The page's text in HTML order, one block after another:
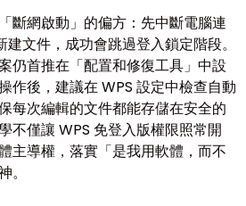
斷網啟動」的偏方：先中斷電腦連
文件，成功會跳過登入鎖定階段。
仍首推在「配置和修復工具」中設
作後，建議在 WPS 設定中檢查自動
每次編輯的文件都能存儲在安全的
不僅讓 WPS 免登入版權限照常開
主導權，落實「是我用軟體，而不
。